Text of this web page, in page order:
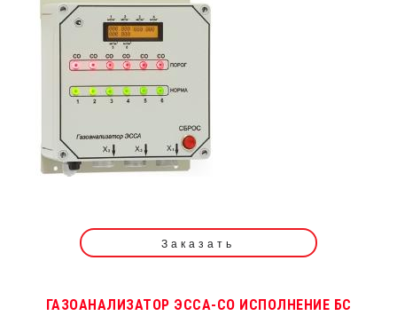
Заказать
ГАЗОАНАЛИЗАТОР ЭССА-СО ИСПОЛНЕНИЕ БС